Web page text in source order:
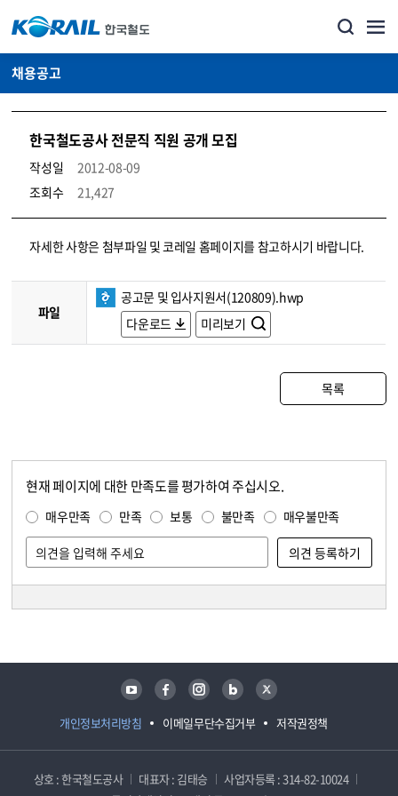
채용공고
한국철도공사 전문직 직원 공개 모집
작성일
2012-08-09
조회수
21,427
코레일소개_경영공시_채용공고 상세보기 – 내용, 파일, 담당자 연락처로 구성
자세한 사항은 첨부파일 및 코레일 홈페이지를 참고하시기 바랍니다.
파일
공고문 및 입사지원서(120809).hwp
다운로드
미리보기
목록
현재 페이지에 대한 만족도를 평가하여 주십시오.
매우만족 만족 보통 불만족 매우불만족
개인정보처리방침 이메일무단수집거부 저작권정책
유튜브 페이스북 인스타그램 블로그 트위터
상호 : 한국철도공사 대표자 : 김태승
사업자등록 : 314-82-10024